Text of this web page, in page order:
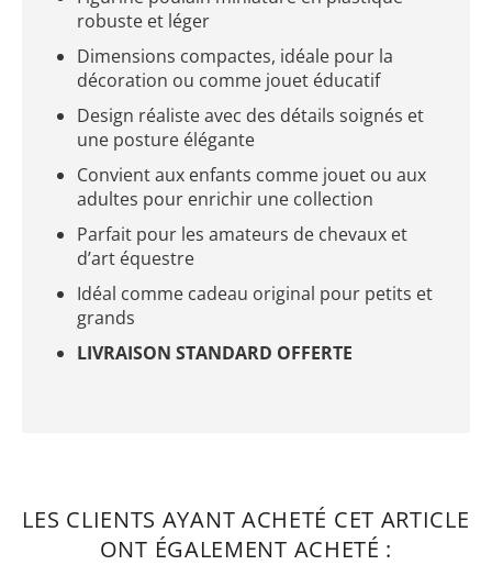
robuste et léger
Dimensions compactes, idéale pour la
décoration ou comme jouet éducatif
Design réaliste avec des détails soignés et
une posture élégante
Convient aux enfants comme jouet ou aux
adultes pour enrichir une collection
Parfait pour les amateurs de chevaux et
d’art équestre
Idéal comme cadeau original pour petits et
grands
LIVRAISON STANDARD OFFERTE
LES CLIENTS AYANT ACHETÉ CET ARTICLE
ONT ÉGALEMENT ACHETÉ :